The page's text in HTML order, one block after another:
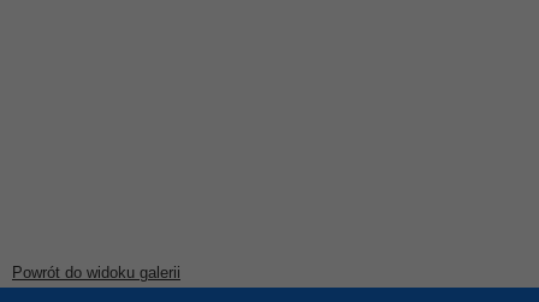
Powrót do widoku galerii